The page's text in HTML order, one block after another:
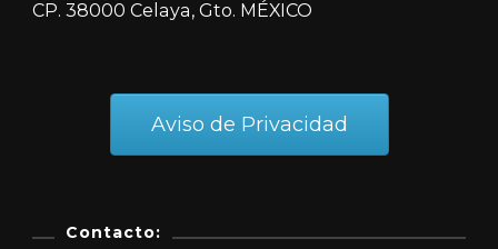
CP. 38000 Celaya, Gto. MÉXICO
Aviso de Privacidad
Contacto: